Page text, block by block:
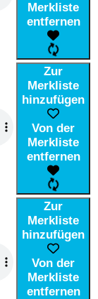
Merkliste
entfernen
Zur
Merkliste
hinzufügen
Von der
Merkliste
entfernen
Zur
Merkliste
hinzufügen
Von der
Merkliste
entfernen